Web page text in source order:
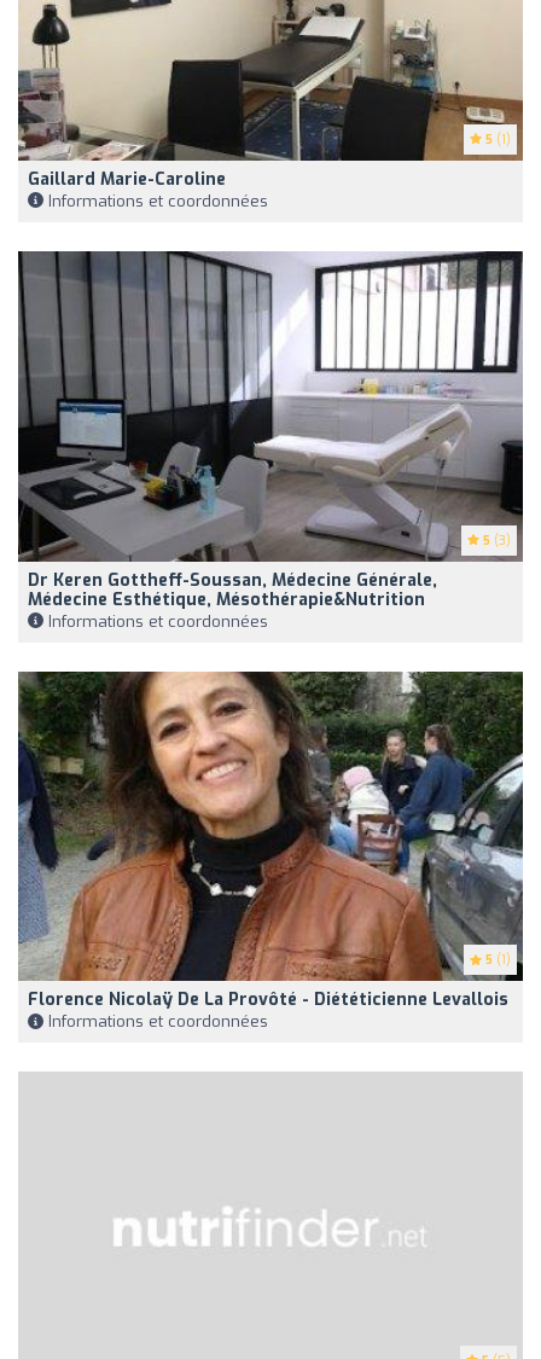
5 (1)
Gaillard Marie-Caroline
Informations et coordonnées
5 (3)
Dr Keren Gottheff-Soussan, Médecine Générale,
Médecine Esthétique, Mésothérapie&Nutrition
Informations et coordonnées
5 (1)
Florence Nicolaÿ De La Provôté - Diététicienne Levallois
Informations et coordonnées